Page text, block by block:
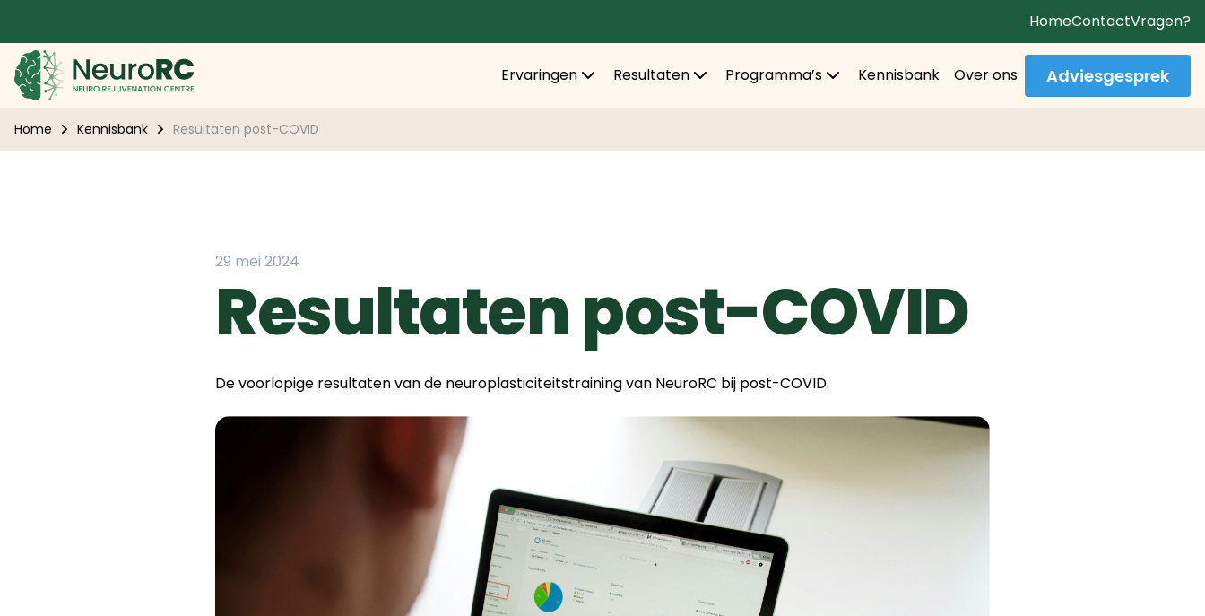
HomeContactVragen?
Ervaringen Resultaten Programma’s Kennisbank Over ons Adviesgesprek
Home Kennisbank Resultaten post-COVID
29 mei 2024
Resultaten post-COVID
De voorlopige resultaten van de neuroplasticiteitstraining van NeuroRC bij post-COVID.